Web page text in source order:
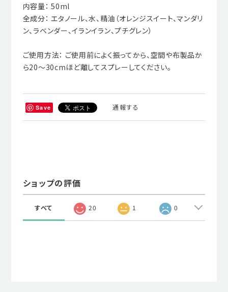
内容量： 50ml
全成分： エタノール、水、精油（オレンジスイート、マンダリ
ン、ラベンダー、イランイラン、プチグレン）
ご使用方法： ご使用前によく振ってから、空間や布製品か
ら20～30cmほど離してスプレーしてください。
Save 通報する
ショップの評価
すべて 20 1 0